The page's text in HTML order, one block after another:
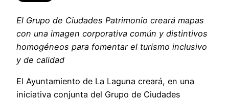
El Grupo de Ciudades Patrimonio creará mapas
con una imagen corporativa común y distintivos
homogéneos para fomentar el turismo inclusivo
y de calidad
El Ayuntamiento de La Laguna creará, en una
iniciativa conjunta del Grupo de Ciudades